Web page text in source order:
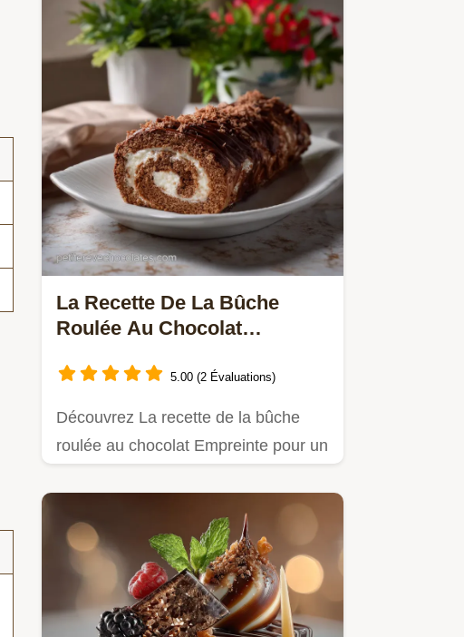
La Recette De La Bûche
Roulée Au Chocolat
Souple
5.00 (2 Évaluations)
Découvrez La recette de la bûche
roulée au chocolat Empreinte pour un